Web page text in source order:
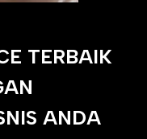
TERBAIK
ANDA